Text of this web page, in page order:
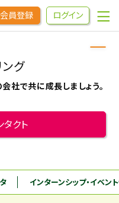
会員登録 ログイン
をさがす
グ
社で共に成長しましょう。
クト
インターンシップ・イベン